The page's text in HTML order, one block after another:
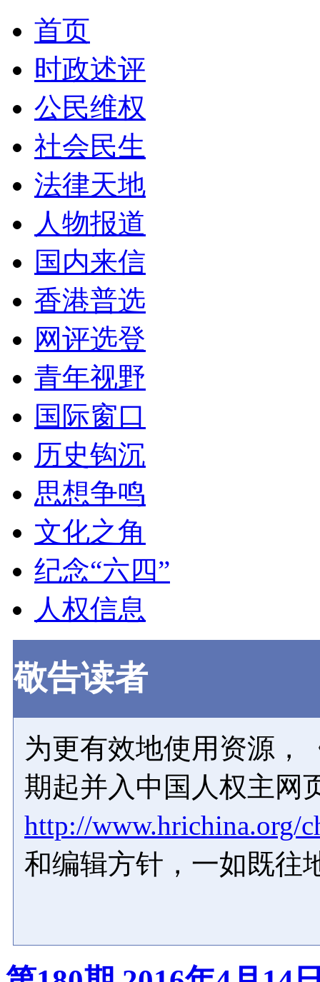
首页
时政述评
公民维权
社会民生
法律天地
人物报道
国内来信
香港普选
网评选登
青年视野
国际窗口
历史钩沉
思想争鸣
文化之角
纪念“六四”
人权信息
敬告读者
为更有效地使用资源，
期起并入中国人权主网
http://www.hrichina.org/
和编辑方针，一如既往